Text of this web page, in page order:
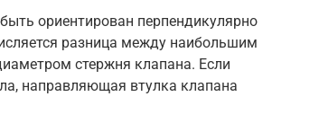
ориентирован перпендикулярно
разница между наибольшим
стержня клапана. Если
направляющая втулка клапана